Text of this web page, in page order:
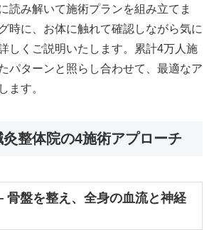
読み解いて施術プランを組み立てま
時に、お体に触れて確認しながら気に
しくご説明いたします。累計4万人施
パターンと照らし合わせて、最適なア
ます。
灸整体院の4施術アプローチ
盤を整え、全身の血流と神経